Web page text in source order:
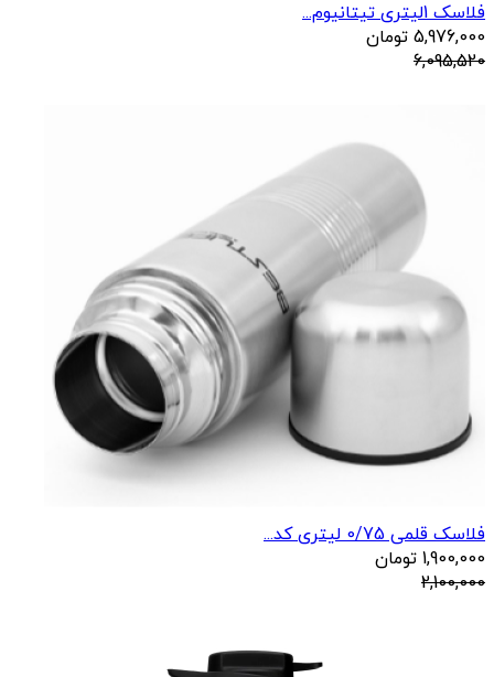
فلاسک 1لیتری تیتانیوم...
5,976,000 تومان
6,095,520
فلاسک قلمی 0/75 لیتری کد...
1,900,000 تومان
2,100,000